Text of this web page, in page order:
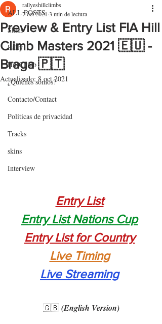
ALL POSTS
Skins
Rally
HillClimb
¿Quiénes somos?
Contacto/Contact
Políticas de privacidad
Tracks
skins
Interview
Preview & Entry List FIA Hill
Climb Masters 2021 🇪🇺 -
Braga 🇵🇹
rallyeshillclimbs
7 oct 2021 3 min de lectura
Actualizado:8 oct 2021
Entry List
Entry List Nations Cup
Entry List for Country
Live Timing
Live Streaming
🇬🇧 (English Version)